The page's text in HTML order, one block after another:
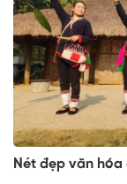
Nét đẹp văn